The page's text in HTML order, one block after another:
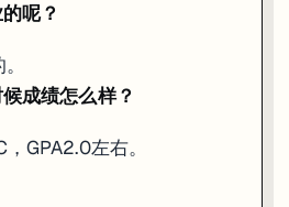
呢？
成绩怎么样？
GPA2.0左右。